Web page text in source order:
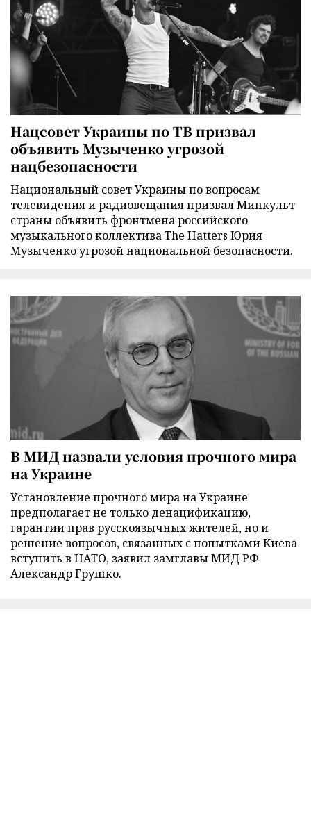
Нацсовет Украины по ТВ призвал
объявить Музыченко угрозой
нацбезопасности
Национальный совет Украины по вопросам
телевидения и радиовещания призвал Минкульт
страны объявить фронтмена российского
музыкального коллектива The Hatters Юрия
Музыченко угрозой национальной безопасности.
В МИД назвали условия прочного мира
на Украине
Установление прочного мира на Украине
предполагает не только денацификацию,
гарантии прав русскоязычных жителей, но и
решение вопросов, связанных с попытками Киева
вступить в НАТО, заявил замглавы МИД РФ
Александр Грушко.